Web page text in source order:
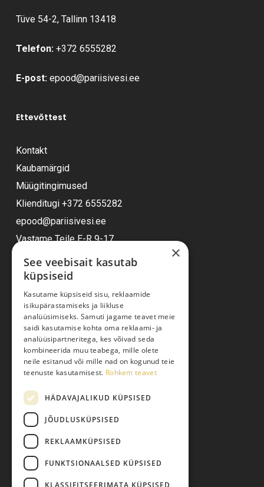
Tüve 54-2, Tallinn 13418
Telefon: +372 6555282
E-post: epood@pariisivesi.ee
Ettevõttest
Kontakt
Kaubamärgid
Müügitingimused
Klienditugi +372 6555282
epood@pariisivesi.ee
Vastame Teile E-R 9-17
Ostuabi
Kauba kohaletoimetamine
Toodete tellimine
Maksmine
Järelmaks
Pretensiooni esitamine
Isikuandmete töötlemine
×
See veebisait kasutab
küpsiseid
Kasutame küpsiseid sisu, reklaamide
isikupärastamiseks ja liikluse
analüüsimiseks. Samuti jagame teavet meie
saidi kasutamise kohta oma reklaami- ja
analüüsipartneritega, kes võivad seda
kombineerida muu teabega, mille olete
neile esitanud või mille nad on kogunud teie
teenuste kasutamisest. Rohkem teavet
HÄDAVAJALIKUD KÜPSISED
JÕUDLUSKÜPSISED
REKLAAMKÜPSISED
FUNKTSIONAALSED KÜPSISED
KLASSIFITSEERIMATA KÜPSISED